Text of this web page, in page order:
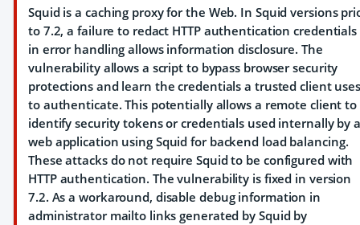
Squid is a caching proxy for the Web. In Squid versions
to 7.2, a failure to redact HTTP authentication credentials
in error handling allows information disclosure. The
vulnerability allows a script to bypass browser security
protections and learn the credentials a trusted client
to authenticate. This potentially allows a remote client to
identify security tokens or credentials used internally by a
web application using Squid for backend load balancing.
These attacks do not require Squid to be configured with
HTTP authentication. The vulnerability is fixed in version
7.2. As a workaround, disable debug information in
administrator mailto links generated by Squid by